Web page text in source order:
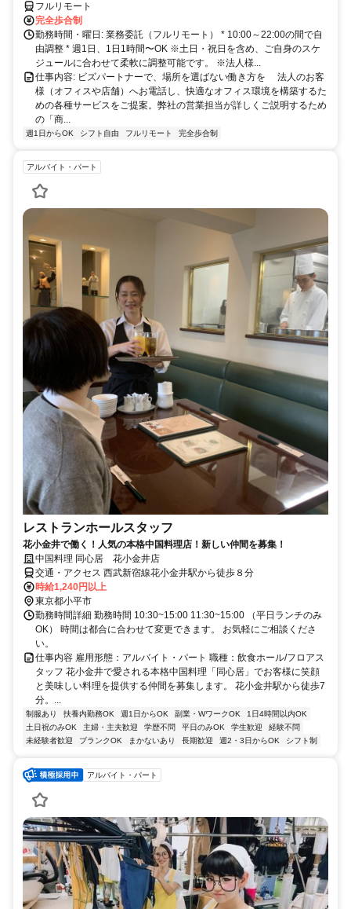
フルリモート
完全歩合制
勤務時間・曜日: 業務委託（フルリモート） * 10:00～22:00の間で自
由調整 * 週1日、1日1時間〜OK ※土日・祝日を含め、ご自身のスケ
ジュールに合わせて柔軟に調整可能です。 ※法人様...
仕事内容: ビズパートナーで、場所を選ばない働き方を 法人のお客
様（オフィスや店舗）へお電話し、快適なオフィス環境を構築するた
めの各種サービスをご提案。弊社の営業担当が詳しくご説明するため
の「商...
週1日からOK シフト自由 フルリモート 完全歩合制
アルバイト・パート
レストランホールスタッフ
花小金井で働く！人気の本格中国料理店！新しい仲間を募集！
中国料理 同心居 花小金井店
交通・アクセス 西武新宿線花小金井駅から徒歩８分
時給1,240円以上
東京都小平市
勤務時間詳細 勤務時間 10:30~15:00 11:30~15:00 （平日ランチのみ
OK） 時間は都合に合わせて変更できます。 お気軽にご相談くださ
い。
仕事内容 雇用形態：アルバイト・パート 職種：飲食ホール/フロアス
タッフ 花小金井で愛される本格中国料理「同心居」でお客様に笑顔
と美味しい料理を提供する仲間を募集します。 花小金井駅から徒歩7
分。...
制服あり 扶養内勤務OK 週1日からOK 副業・WワークOK
1日4時間以内OK
土日祝のみOK
主婦・主夫歓迎 学歴不問 平日のみOK 学生歓迎
経験不問
未経験者歓迎
ブランクOK まかないあり 長期歓迎 週2・3日からOK シフト制
アルバイト・パート